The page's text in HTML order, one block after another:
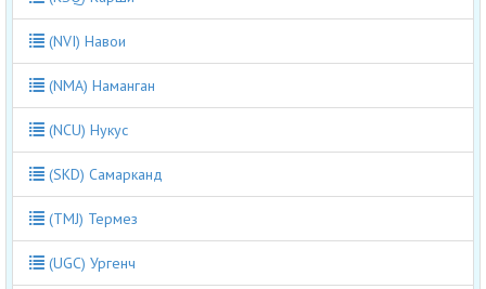
(NVI) Навои
(NMA) Наманган
(NCU) Нукус
(SKD) Самарканд
(TMJ) Термез
(UGC) Ургенч